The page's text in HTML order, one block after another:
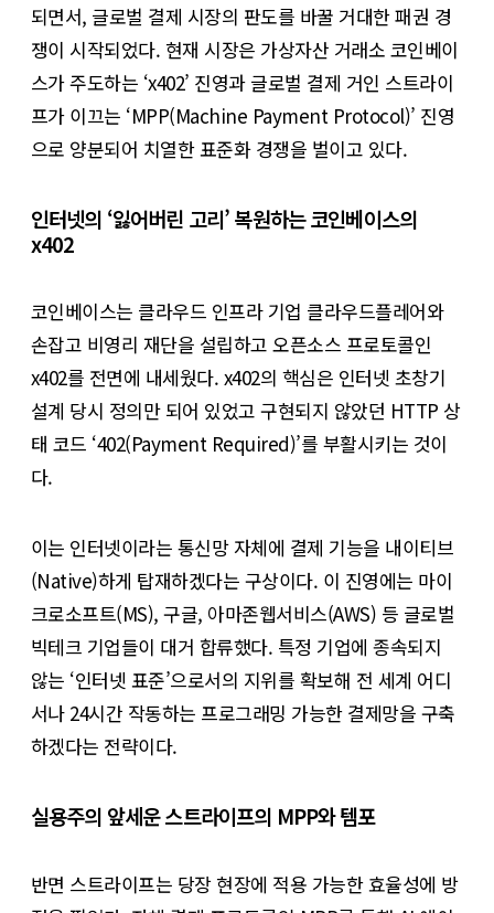
되면서, 글로벌 결제 시장의 판도를 바꿀 거대한 패권 경
쟁이 시작되었다. 현재 시장은 가상자산 거래소 코인베이
스가 주도하는 ‘x402’ 진영과 글로벌 결제 거인 스트라이
프가 이끄는 ‘MPP(Machine Payment Protocol)’ 진영
으로 양분되어 치열한 표준화 경쟁을 벌이고 있다.
인터넷의 ‘잃어버린 고리’ 복원하는 코인베이스의
x402
코인베이스는 클라우드 인프라 기업 클라우드플레어와
손잡고 비영리 재단을 설립하고 오픈소스 프로토콜인
x402를 전면에 내세웠다. x402의 핵심은 인터넷 초창기
설계 당시 정의만 되어 있었고 구현되지 않았던 HTTP 상
태 코드 ‘402(Payment Required)’를 부활시키는 것이
다.
이는 인터넷이라는 통신망 자체에 결제 기능을 내이티브
(Native)하게 탑재하겠다는 구상이다. 이 진영에는 마이
크로소프트(MS), 구글, 아마존웹서비스(AWS) 등 글로벌
빅테크 기업들이 대거 합류했다. 특정 기업에 종속되지
않는 ‘인터넷 표준’으로서의 지위를 확보해 전 세계 어디
서나 24시간 작동하는 프로그래밍 가능한 결제망을 구축
하겠다는 전략이다.
실용주의 앞세운 스트라이프의 MPP와 템포
반면 스트라이프는 당장 현장에 적용 가능한 효율성에 방